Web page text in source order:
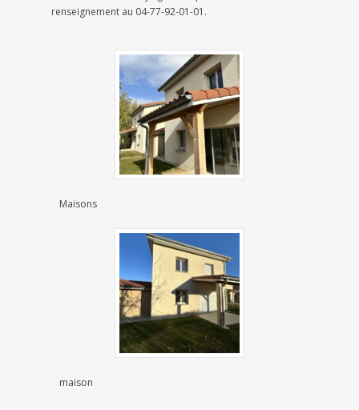
renseignement au 04-77-92-01-01.
Maisons
maison